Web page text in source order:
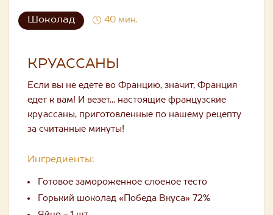
Шоколад 40 мин.
КРУАССАНЫ
Если вы не едете во Францию, значит, Франция
едет к вам! И везет... настоящие французские
круассаны, приготовленные по нашему рецепту
за считанные минуты!
Ингредиенты:
Готовое замороженное слоеное тесто
Горький шоколад «Победа Вкуса» 72%